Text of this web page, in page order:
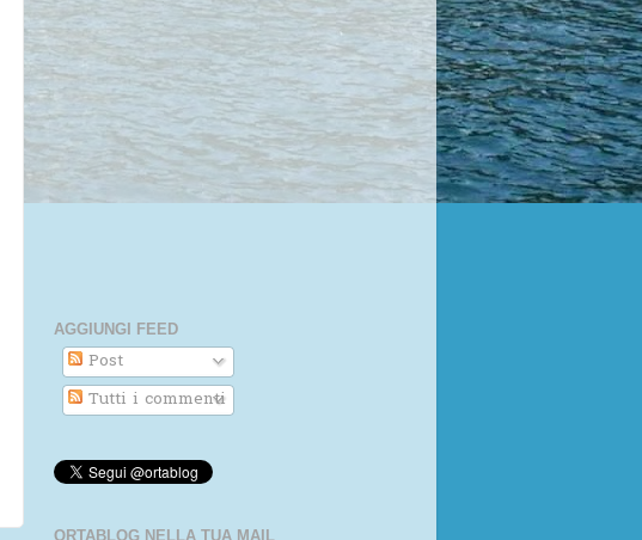
AGGIUNGI FEED
Post
Tutti i commenti
ORTABLOG NELLA TUA MAIL